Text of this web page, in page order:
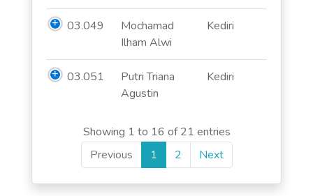
03.049
Mochamad
Ilham Alwi
Kediri
03.051
Putri Triana
Agustin
Kediri
Showing 1 to 16 of 21 entries
Previous
1 2 Next